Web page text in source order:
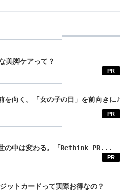
美脚ケアって？
PR
を向く。「女の子の日」を前向きに♪
PR
の中は変わる。「Rethink PR...
PR
ットカードって実際お得なの？